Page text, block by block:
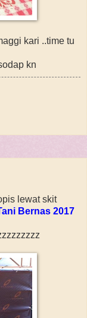
kari ..time tu
kn
lewat skit
Bernas 2017